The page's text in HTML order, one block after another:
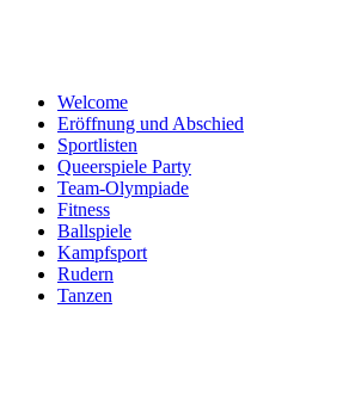
Welcome
Eröffnung und Abschied
Sportlisten
Queerspiele Party
Team-Olympiade
Fitness
Ballspiele
Kampfsport
Rudern
Tanzen